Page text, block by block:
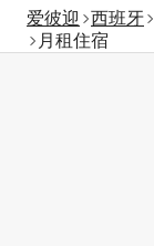
爱彼迎 西班牙
月租住宿